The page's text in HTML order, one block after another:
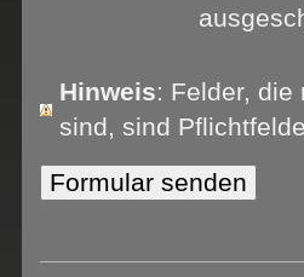
Hinweis : Felder, die
sind, sind